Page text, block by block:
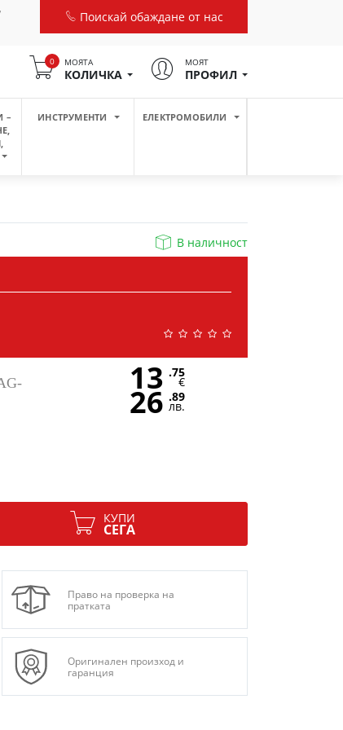
Поискай обаждане от нас
0 МОЯТА
КОЛИЧКА
МОЯТ
ПРОФИЛ
–
ИНСТРУМЕНТИ ЕЛЕКТРОМОБИЛИ
В наличност
13 .75
€
26 .89
лв.
КУПИ
СЕГА
Право на проверка на
пратката
Оригинален произход и
гаранция